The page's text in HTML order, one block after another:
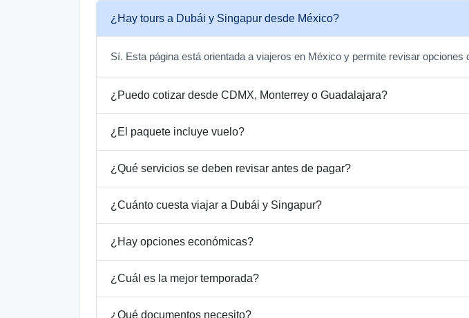
¿Hay tours a Dubái y Singapur desde México?
Sí. Esta página está orientada a viajeros en México y permite revisar
¿Puedo cotizar desde CDMX, Monterrey o Guadalajara?
¿El paquete incluye vuelo?
¿Qué servicios se deben revisar antes de pagar?
¿Cuánto cuesta viajar a Dubái y Singapur?
¿Hay opciones económicas?
¿Cuál es la mejor temporada?
¿Qué documentos necesito?